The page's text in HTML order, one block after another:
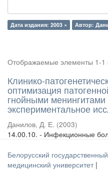
Дата издания: 2003 × Автор:
Отображаемые элементы 1-1
Клинико-
оптимизация
гнойными
экспериментальное
Данилов, Д. Е. (2003)
14.00.10. - Инфекционные
Белорусский государственный
медицинский университет |